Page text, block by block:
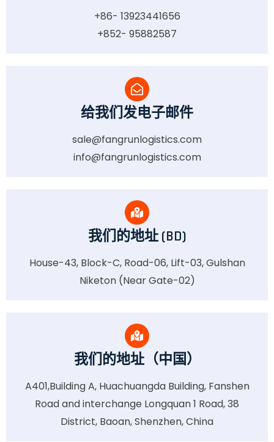
+86- 13923441656
+852- 95882587
给我们发电子邮件
sale@fangrunlogistics.com
info@fangrunlogistics.com
我们的地址 (BD)
House-43, Block-C, Road-06, Lift-03, Gulshan
Niketon (Near Gate-02)
我们的地址（中国）
A401,Building A, Huachuangda Building, Fanshen
Road and interchange Longquan 1 Road, 38
District, Baoan, Shenzhen, China